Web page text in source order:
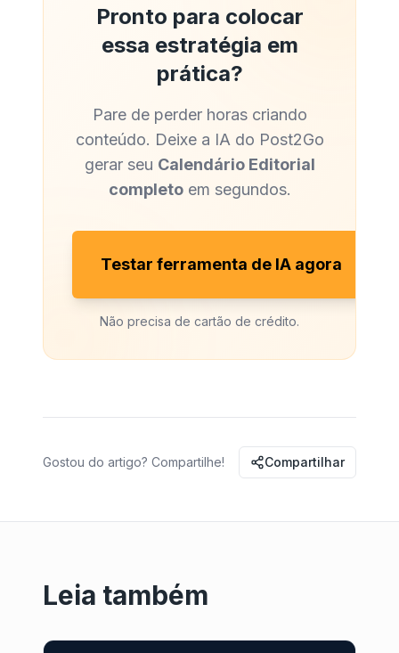
Pronto para colocar
essa estratégia em
prática?
Pare de perder horas criando
conteúdo. Deixe a IA do Post2Go
gerar seu Calendário Editorial
completoem segundos.
Testar ferramenta de IA agora
Não precisa de cartão de crédito.
Gostou do artigo? Compartilhe! Compartilhar
Leia também